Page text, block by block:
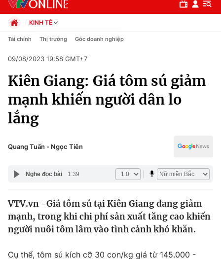
Chuyên mục
Chính trị
Xã hội
Pháp luật
Y tế
Thế giới
Tin tức
Kinh tế
Tài chính
KINH TẾ
Chính trị
Pháp luật
Kinh tế
Thể thao
Truyền hình
Văn hóa - Giải trí
Y tế
Công nghệ
Tài chính Thị trường Góc doanh nghiệp
09/08/2023 19:58 GMT+7
Kiên Giang: Giá tôm sú giảm
mạnh khiến người dân lo
lắng
Quang Tuấn - Ngọc Tiên
Nghe đọc bài 1:39
VTV.vn -Giá tôm sú tại Kiên Giang đang giảm
mạnh, trong khi chi phí sản xuất tăng cao khiến
người nuôi tôm lâm vào tình cảnh khó khăn.
Cụ thể, tôm sú kích cỡ 30 con/kg giá từ 145.000 -